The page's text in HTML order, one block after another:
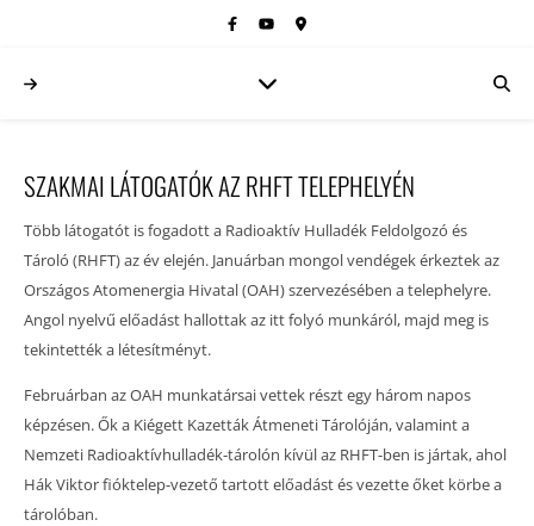
SZAKMAI LÁTOGATÓK AZ RHFT TELEPHELYÉN
Több látogatót is fogadott a Radioaktív Hulladék Feldolgozó és
Tároló (RHFT) az év elején. Januárban mongol vendégek érkeztek az
Országos Atomenergia Hivatal (OAH) szervezésében a telephelyre.
Angol nyelvű előadást hallottak az itt folyó munkáról, majd meg is
tekintették a létesítményt.
Februárban az OAH munkatársai vettek részt egy három napos
képzésen. Ők a Kiégett Kazetták Átmeneti Tárolóján, valamint a
Nemzeti Radioaktívhulladék-tárolón kívül az RHFT-ben is jártak, ahol
Hák Viktor fióktelep-vezető tartott előadást és vezette őket körbe a
tárolóban.